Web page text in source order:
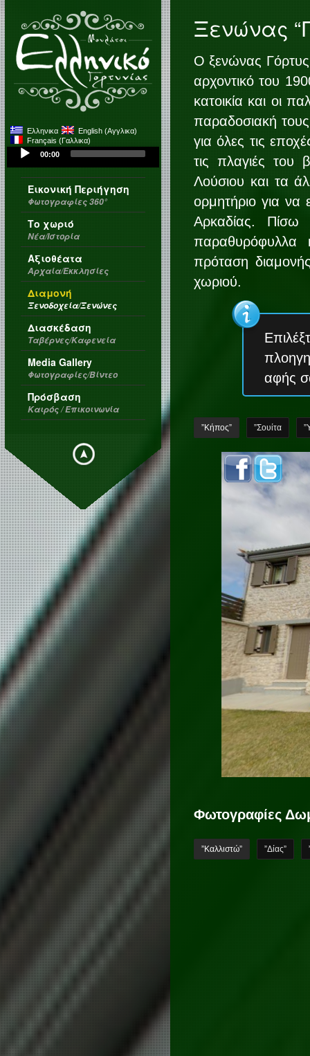
Ελληνικα English (Αγγλικα)
Français (Γαλλικα)
Audio
Player
00:00
Εικονική Περιήγηση
Φωτογραφίες 360°
Το χωριό
Νέα/Ιστορία
Αξιοθέατα
Αρχαία/Εκκλησίες
Διαμονή
Ξενοδοχεία/Ξενώνες
Διασκέδαση
Ταβέρνες/Καφενεία
Media Gallery
Φωτογραφίες/Βίντεο
Πρόσβαση
Καιρός / Επικοινωνία
Ξενώνας
Ο ξενώνας Γόρτυς
αρχοντικό του
κατοικία και οι
παραδοσιακή
για όλες τις
τις πλαγιές του
Λούσιου και τα
ορμητήριο για να
Αρκαδίας. Πίσω
παραθυρόφυλλα
πρόταση
χωριού.
αφής
”Κήπος” ”Σουίτα
Φωτογραφίες
”Καλλιστώ” ”Δίας”